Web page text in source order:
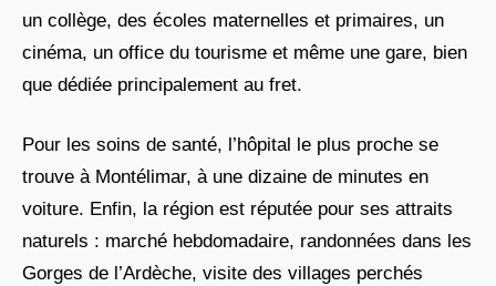
un collège, des écoles maternelles et primaires, un
cinéma, un office du tourisme et même une gare, bien
que dédiée principalement au fret.
Pour les soins de santé, l’hôpital le plus proche se
trouve à Montélimar, à une dizaine de minutes en
voiture. Enfin, la région est réputée pour ses attraits
naturels : marché hebdomadaire, randonnées dans les
Gorges de l’Ardèche, visite des villages perchés